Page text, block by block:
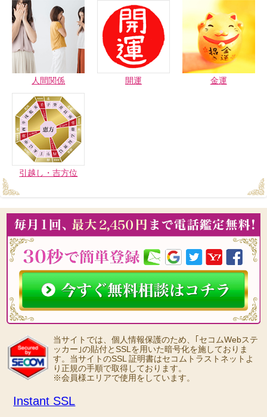
人間関係 開運 金運
引越し・吉方位
当サイトでは、個人情報保護のため、｢セコムWebステ
ッカー｣の貼付とSSLを用いた暗号化を施しておりま
す。当サイトのSSL 証明書はセコムトラストネットよ
り正規の手順で取得しております。
※会員様エリアで使用をしています。
Instant SSL